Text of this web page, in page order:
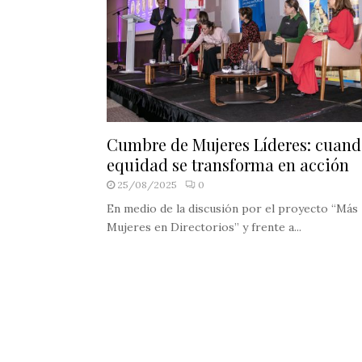
Cumbre de Mujeres Líderes:
equidad se transforma en acción
25/08/2025 0
En medio de la discusión por el proyecto “Más
Mujeres en Directorios” y frente a...